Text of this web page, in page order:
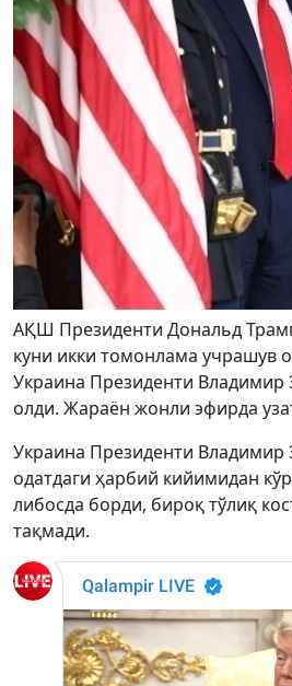
АҚШ Президенти Дональд Трамп
куни икки томонлама учрашув
Украина Президенти Владимир
олди. Жараён жонли эфирда
Украина Президенти Владимир
одатдаги ҳарбий кийимидан
либосда борди, бироқ тўлиқ
тақмади.